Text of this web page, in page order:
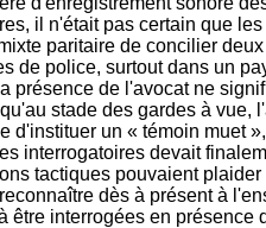
il n'était pas certain que
paritaire de concilier
de police, surtout dans un
présence de l'avocat ne
stade des gardes à vue,
d'instituer un « témoin muet
interrogatoires devait
tactiques pouvaient plaider
dès à présent à
être interrogées en présence